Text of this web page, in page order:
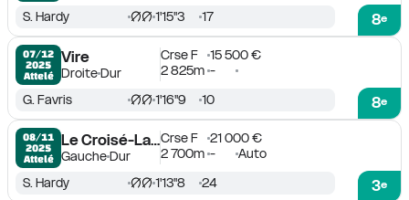
8e
S. Hardy 1'15''3 17
07/12
2025
Attelé
Vire
DroiteDur
Crse F
15 500 €
2 825m -
8e
G. Favris 1'16''9 10
08/11
2025
Attelé
Le Croisé-Laroche
GaucheDur
Crse F
21 000 €
2 700m - Auto
3e
S. Hardy 1'13''8 24